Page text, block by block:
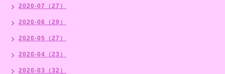
2020-07（27）
2020-06（29）
2020-05（27）
2020-04（23）
2020-03（32）